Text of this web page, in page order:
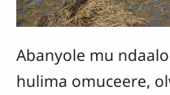
Abanyole mu
hulima omuceere,